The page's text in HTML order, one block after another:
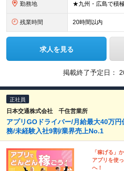
勤務地
残業時間 20時間以内
求人を見る
掲載終了予定日：
正社員
日本交通株式会社 千住営業所
アプリGOドライバー/月給最大40万
務/未経験入社9割/業界売上No.1
「稼げる」
アプリを使
へ！